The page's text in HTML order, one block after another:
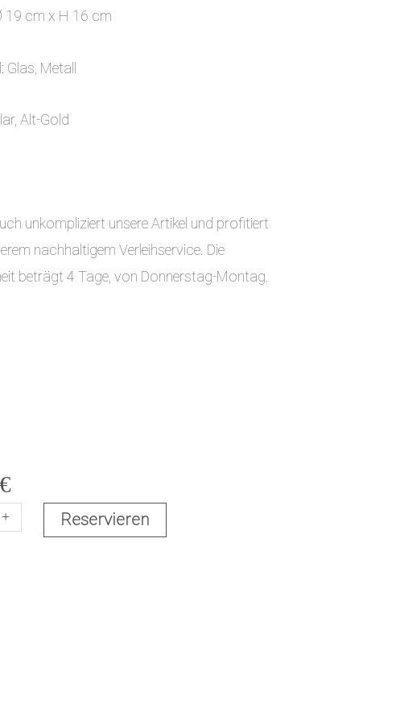
19 cm x H 16 cm
Glas, Metall
Alt-Gold
unkompliziert unsere Artikel und profitiert
nachhaltigem Verleihservice. Die
beträgt 4 Tage, von Donnerstag-Montag.
€
+ Reservieren